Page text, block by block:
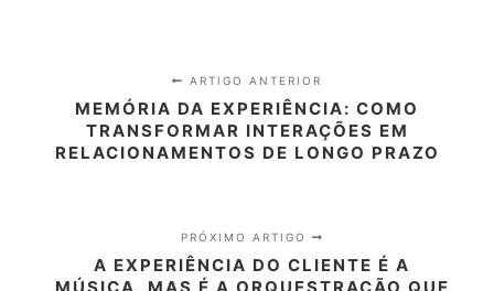
ARTIGO ANTERIOR
MEMÓRIA DA EXPERIÊNCIA: COMO
TRANSFORMAR INTERAÇÕES EM
RELACIONAMENTOS DE LONGO PRAZO
PRÓXIMO ARTIGO
A EXPERIÊNCIA DO CLIENTE É A